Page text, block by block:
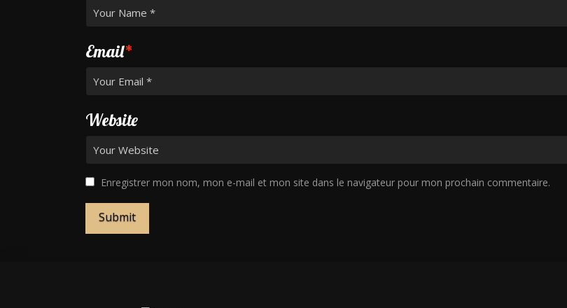
Email*
Website
Enregistrer mon nom, mon e-mail et mon site dans le navigateur pour mon prochain commentaire.